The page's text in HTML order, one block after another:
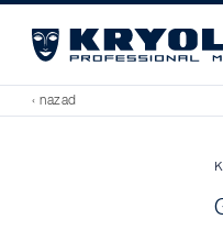
‹ nazad